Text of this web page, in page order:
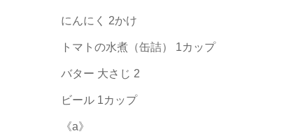
にんにく 2かけ
トマトの水煮（缶詰） 1カップ
バター 大さじ 2
ビール 1カップ
《a》